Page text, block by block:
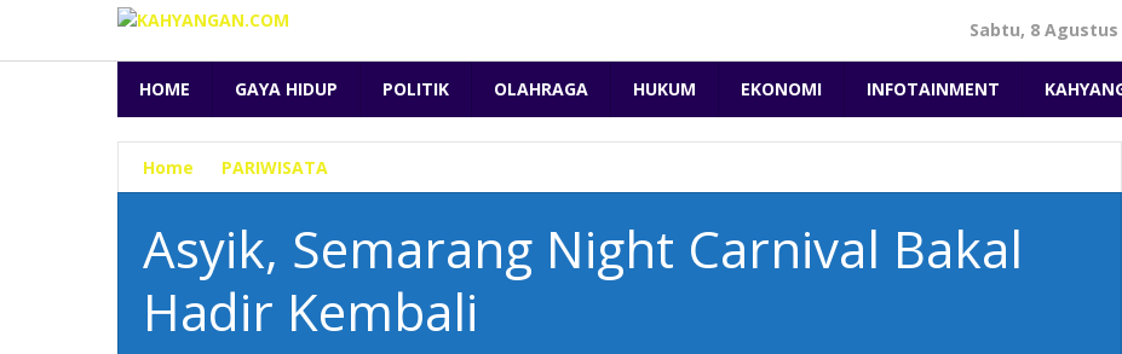
konten
Sabtu, 8 Agustus
HOME GAYA HIDUP POLITIK OLAHRAGA HUKUM EKONOMI INFOTAINMENT
Home PARIWISATA
Semarang
Carnival
Bakal
Kembali
Asyik, Semarang Night Carnival Bakal
Hadir Kembali